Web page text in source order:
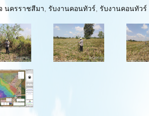
นครราชสีมา ,รับงานคอนทัวร์ ,รับงานคอนทัวร์